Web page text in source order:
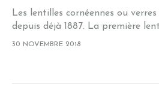
Les lentilles cornéennes ou
depuis déjà 1887. La première
forme qu’on connait aujourd’hui :
30 NOVEMBRE 2018